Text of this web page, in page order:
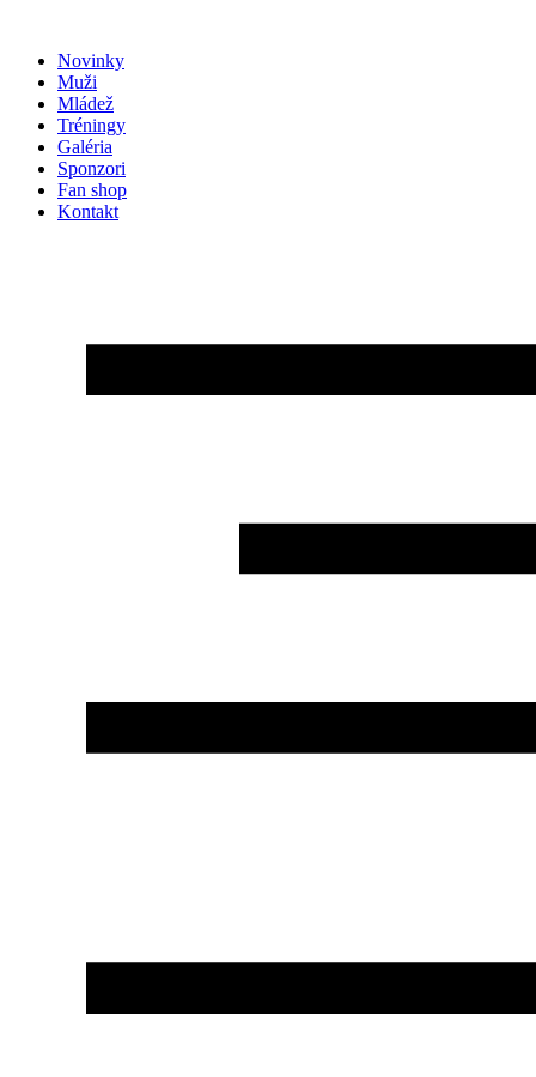
obsah
Novinky
Muži
Mládež
Tréningy
Galéria
Sponzori
Fan shop
Kontakt